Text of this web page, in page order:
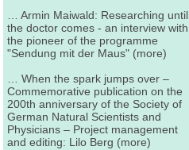
… Armin Maiwald: Researching until
the doctor comes - an interview with
the pioneer of the programme
"Sendung mit der Maus" (more)
… When the spark jumps over –
Commemorative publication on the
200th anniversary of the Society of
German Natural Scientists and
Physicians – Project management
and editing: Lilo Berg (more)